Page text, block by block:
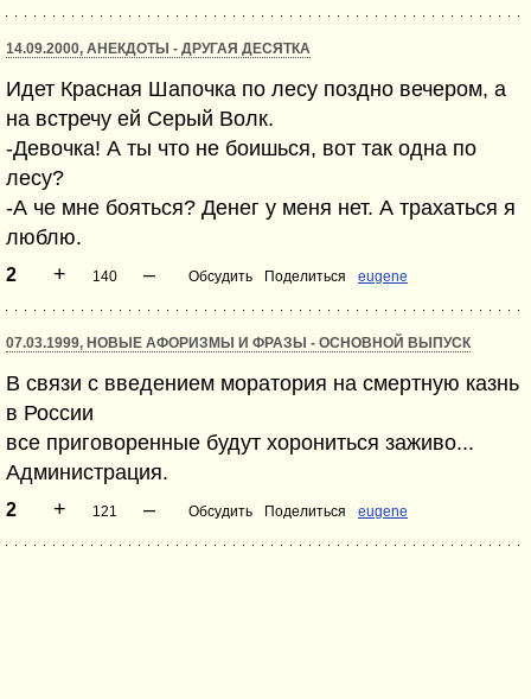
14.09.2000, АНЕКДОТЫ - ДРУГАЯ ДЕСЯТКА
Идет Красная Шапочка по лесу поздно вечером, а
на встречу ей Серый Волк.
-Девочка! А ты что не боишься, вот так одна по
лесу?
-А че мне бояться? Денег у меня нет. А трахаться я
люблю.
2 + 140 – Обсудить Поделиться eugene
07.03.1999, НОВЫЕ АФОРИЗМЫ И ФРАЗЫ - ОСНОВНОЙ ВЫПУСК
В связи с введением моратория на смертную казнь
в России
все приговоренные будут хорониться заживо...
Администрация.
2 + 121 – Обсудить Поделиться eugene